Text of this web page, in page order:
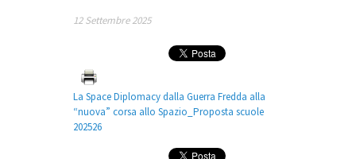
12 Settembre 2025
La Space Diplomacy dalla Guerra Fredda alla
“nuova” corsa allo Spazio_Proposta scuole
202526